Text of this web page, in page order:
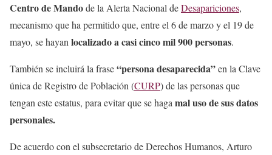
Centro de Mandode la Alerta Nacional deDesapariciones,
mecanismo que ha permitido que, entre el 6 de marzo y el 19 de
mayo, se hayanlocalizado a casi cinco mil 900 personas.
También se incluirá la frase“persona desaparecida”en la Clave
única de Registro de Población (CURP) de las personas que
tengan este estatus, para evitar que se hagamal uso de sus datos
personales.
De acuerdo con el subsecretario de Derechos Humanos, Arturo